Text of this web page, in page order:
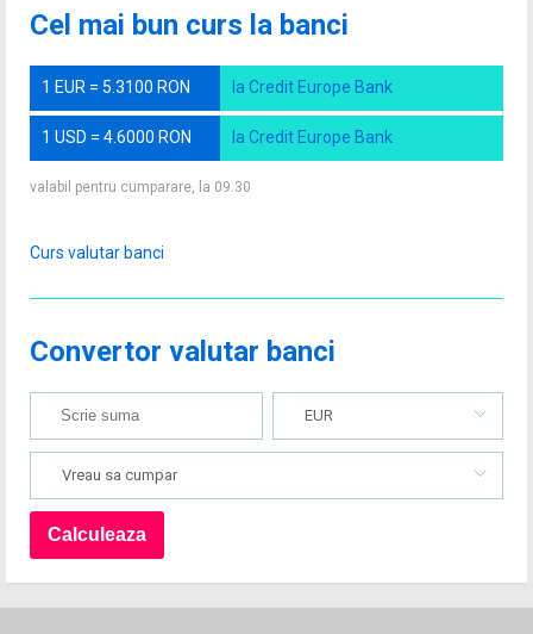
Cel mai bun curs la banci
1 EUR = 5.3100 RON la Credit Europe Bank
1 USD = 4.6000 RON la Credit Europe Bank
valabil pentru cumparare, la 09.30
Curs valutar banci
Convertor valutar banci
EUR
Vreau sa cumpar